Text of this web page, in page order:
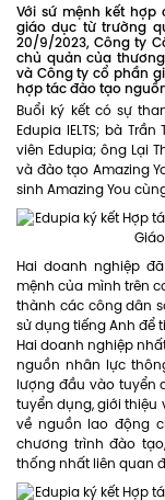
Với sứ mệnh kết
giáo dục từ trường
20/9/2023, Công ty
chủ quản của
và Công ty cổ phần
hợp tác đào tạo
Buổi ký kết có sự
Edupia IELTS; bà
viên Edupia; ông Lại
và đào tạo Amazing
sinh Amazing You
Hai doanh nghiệp
mệnh của mình trên
thành các công dân
sử dụng tiếng Anh để
Hai doanh nghiệp
nguồn nhân lực
lượng đầu vào tuyển
tuyển dụng, giới
về nguồn lao động
chương trình đào
thống nhất liên quan